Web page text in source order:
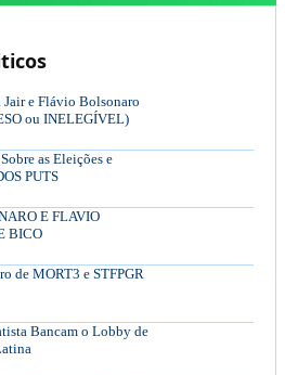
e Flávio Bolsonaro
ou INELEGÍVEL)
as Eleições e
PUTS
E FLAVIO
BICO
de MORT3 e STFPGR
Bancam o Lobby de